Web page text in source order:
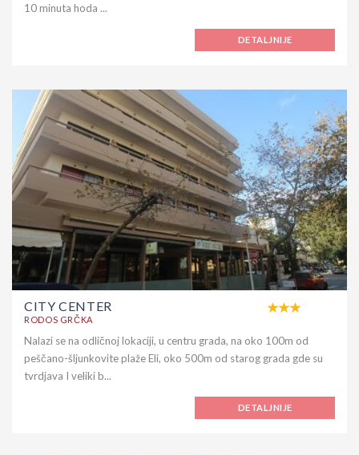
10 minuta hoda ...
DETALJNIJE
CITY CENTER
RODOS GRČKA
Nalazi se na odličnoj lokaciji, u centru grada, na oko 100m od
peščano-šljunkovite plaže Eli, oko 500m od starog grada gde su
tvrdjava I veliki b...
DETALJNIJE